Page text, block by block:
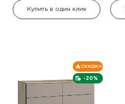
Купить в один клик
-20%
СКИДКА